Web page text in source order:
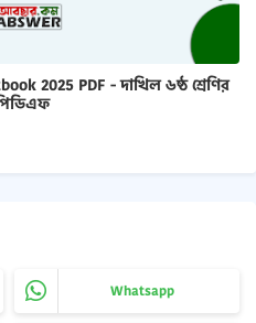
2025 PDF - দাখিল ৬ষ্ঠ শ্রেণির
Whatsapp